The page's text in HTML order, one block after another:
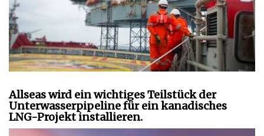
Allseas wird ein wichtiges Teilstück der
Unterwasserpipeline für ein kanadisches
LNG-Projekt installieren.